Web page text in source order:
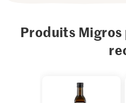
Produits